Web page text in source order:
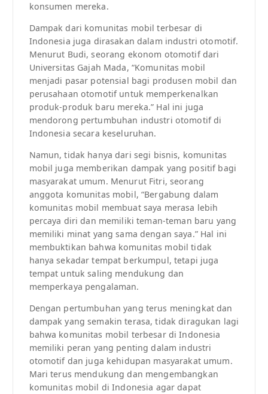
konsumen mereka.
Dampak dari komunitas mobil terbesar di
Indonesia juga dirasakan dalam industri otomotif.
Menurut Budi, seorang ekonom otomotif dari
Universitas Gajah Mada, “Komunitas mobil
menjadi pasar potensial bagi produsen mobil dan
perusahaan otomotif untuk memperkenalkan
produk-produk baru mereka.” Hal ini juga
mendorong pertumbuhan industri otomotif di
Indonesia secara keseluruhan.
Namun, tidak hanya dari segi bisnis, komunitas
mobil juga memberikan dampak yang positif bagi
masyarakat umum. Menurut Fitri, seorang
anggota komunitas mobil, “Bergabung dalam
komunitas mobil membuat saya merasa lebih
percaya diri dan memiliki teman-teman baru yang
memiliki minat yang sama dengan saya.” Hal ini
membuktikan bahwa komunitas mobil tidak
hanya sekadar tempat berkumpul, tetapi juga
tempat untuk saling mendukung dan
memperkaya pengalaman.
Dengan pertumbuhan yang terus meningkat dan
dampak yang semakin terasa, tidak diragukan lagi
bahwa komunitas mobil terbesar di Indonesia
memiliki peran yang penting dalam industri
otomotif dan juga kehidupan masyarakat umum.
Mari terus mendukung dan mengembangkan
komunitas mobil di Indonesia agar dapat